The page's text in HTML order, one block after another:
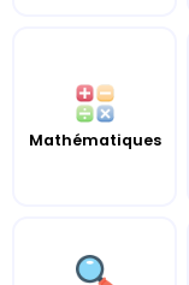
Mathématiques